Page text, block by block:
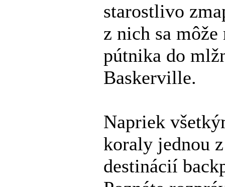
starostlivo
z nich sa
pútnika do
Baskerville.
Napriek
koraly jednou
destinácií